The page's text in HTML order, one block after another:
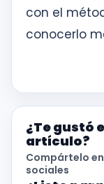
con el
conocerlo
¿Te gustó
artículo?
Compártelo
sociales